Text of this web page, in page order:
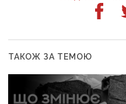
ТАКОЖ ЗА ТЕМОЮ